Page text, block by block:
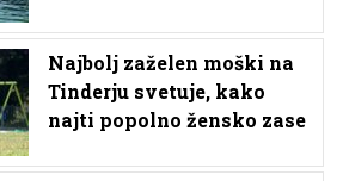
Najbolj zaželen moški na
Tinderju svetuje, kako
najti popolno žensko zase